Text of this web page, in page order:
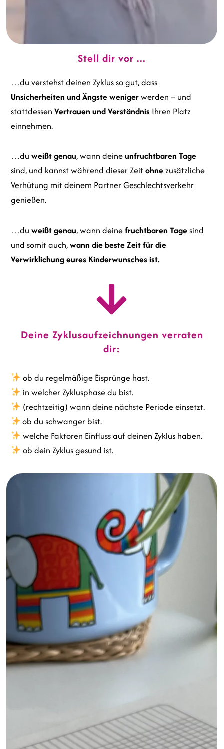
Stell dir vor ...
…du verstehst deinen Zyklus so gut, dass
Unsicherheiten und Ängste wenigerwerden – und
stattdessen Vertrauen und VerständnisIhren Platz
einnehmen.
…du weißt genau, wann deineunfruchtbaren Tage
sind, und kannst während dieser Zeitohnezusätzliche
Verhütung mit deinem Partner Geschlechtsverkehr
genießen.
…du weißt genau, wann deinefruchtbaren Tagesind
und somit auch,wann die beste Zeit für die
Verwirklichung eures Kinderwunsches ist.
Deine Zyklusaufzeichnungen verraten
dir:
ob du regelmäßige Eisprünge hast.
in welcher Zyklusphase du bist.
(rechtzeitig) wann deine nächste Periode einsetzt.
ob du schwanger bist.
welche Faktoren Einfluss auf deinen Zyklus haben.
ob dein Zyklus gesund ist.